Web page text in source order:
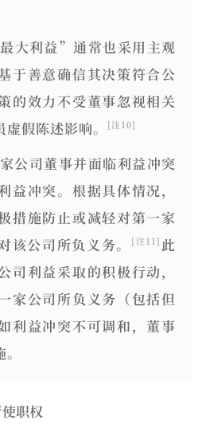
大利益”通常也采用主观
于善意确信其决策符合公
的效力不受董事忽视相关
假陈述影响。
[注10]
公司董事并面临利益冲突
益冲突。根据具体情况，
措施防止或减轻对第一家
该公司所负义务。
[注11] 此
司利益采取的积极行动，
家公司所负义务（包括但
利益冲突不可调和，董事
职权